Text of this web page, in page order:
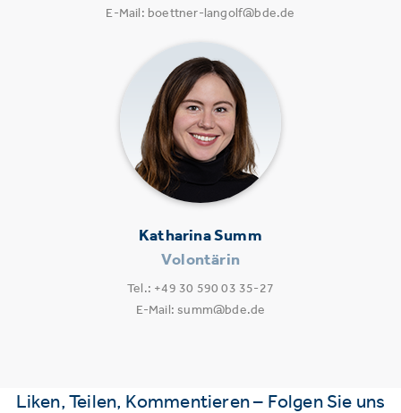
E-Mail: boettner-langolf@bde.de
Katharina Summ
Volontärin
Tel.: +49 30 590 03 35-27
E-Mail: summ@bde.de
Liken, Teilen, Kommentieren – Folgen Sie uns